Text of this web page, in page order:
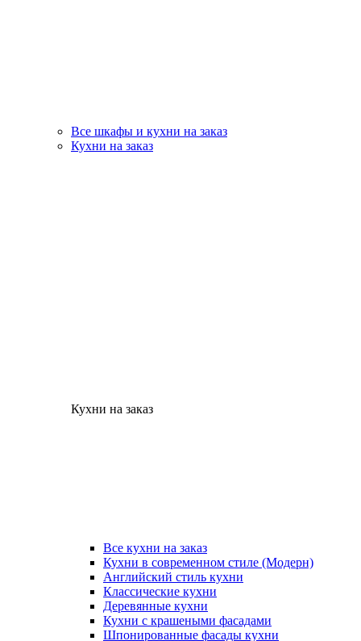
Все шкафы и кухни на заказ
Кухни на заказ
Кухни на заказ
Все кухни на заказ
Кухни в современном стиле (Модерн)
Английский стиль кухни
Классические кухни
Деревянные кухни
Кухни с крашеными фасадами
Шпонированные фасады кухни